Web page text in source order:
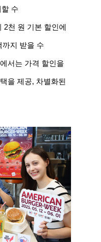
수
2천 원 기본 할인에
까지 받을 수
서는 가격 할인을
을 제공, 차별화된